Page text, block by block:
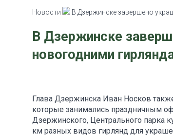
Новости В Дзержинске завершено
В Дзержинске
новогодними
Глава Дзержинска Иван Носков
которые занимались праздничным
Дзержинского, Центрального парка
км разных видов гирлянд для